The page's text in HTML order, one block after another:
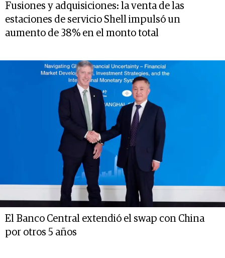
Fusiones y adquisiciones: la venta de las
estaciones de servicio Shell impulsó un
aumento de 38% en el monto total
El Banco Central extendió el swap con China
por otros 5 años